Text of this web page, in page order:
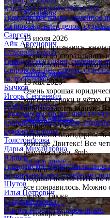
Кандидат юридических наук
Гражданское право, семейное
сопровождение сделок,
Саргсян
Айк Арсенович
Старший юрист
Гражданское право, семейное
сопровождение сделок,
застройщиков
Бычков
Игорь Сергеевич
Старший юрист
Гражданское право,
сопровождение сделок,
судебные споры
Толстоногова
Дарья Михайловна
Юрист
Гражданское право, жилищное
недвижимостью, судебные
Шутов
Илья Петрович
Старший юрист
Спортивное и трудовое право
Zoon
9 отзывов
5.0
13 июля 2026
Честно признаюсь,
возраст корпоративного
Михайловны, которому
Читать далее....
19 мая 2026
Очень хорошая
короткие сроки и чётко.
поблагодарить Манука
Читать далее....
4 апреля 2026
Огромная
команде Двитекс! Все
результативно. &nb...
Читать далее....
24 марта 2026
Подавал иск на ПИК по
все понравилось. Можно
сайте. Также...
Читать далее....
27 ноября 2025